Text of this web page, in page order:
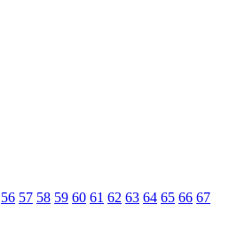
56 57 58 59 60 61 62 63 64 65 66 67